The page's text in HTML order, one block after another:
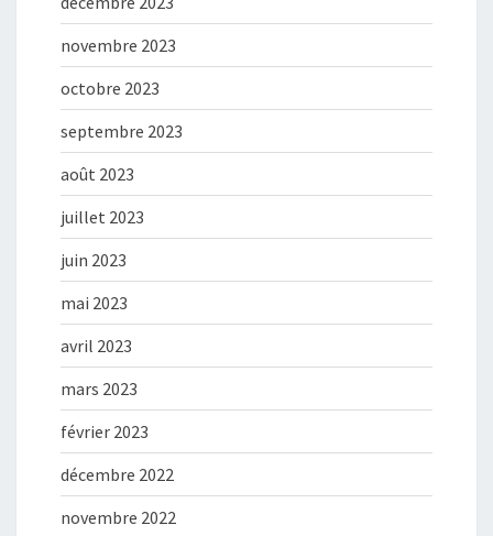
novembre 2023
octobre 2023
septembre 2023
août 2023
juillet 2023
juin 2023
mai 2023
avril 2023
mars 2023
février 2023
décembre 2022
novembre 2022